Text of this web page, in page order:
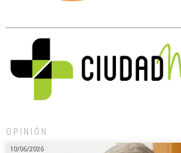
OPINIÓN
10/06/2026